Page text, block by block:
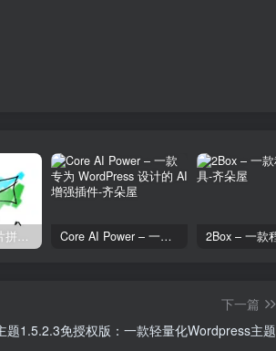
Core AI Power – 一款专为 WordPress 设计的 AI 增强插件
下一篇
题1.5.2.3免授权版：一款轻量化Wordpress主题